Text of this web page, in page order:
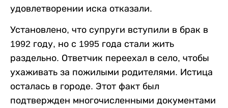
удовлетворении иска отказали.
Установлено, что супруги вступили в брак в
1992 году, но с 1995 года стали жить
раздельно. Ответчик переехал в село, чтобы
ухаживать за пожилыми родителями. Истица
осталась в городе. Этот факт был
подтвержден многочисленными документами